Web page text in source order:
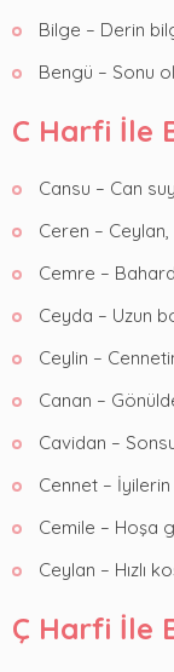
Bilge – Derin
Bengü – Sonu
C Harfi İle
Cansu – Can
Ceren –
Cemre –
Ceyda – Uzun
Ceylin –
Canan –
Cavidan –
Cennet –
Cemile – Hoşa
Ceylan – Hızlı
Ç Harfi İle